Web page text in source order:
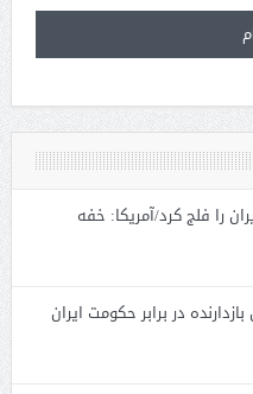
را فلج کرد/آمریکا: خفه
در برابر حکومت ایران